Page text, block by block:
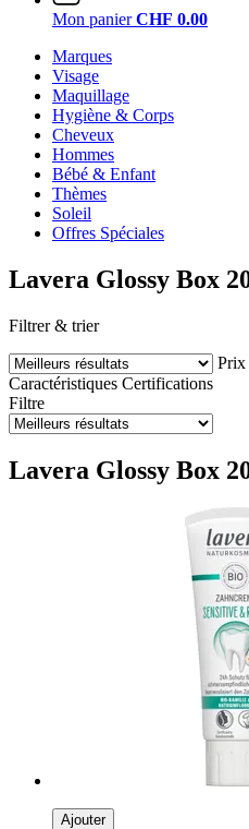
Mon panier CHF 0.00
Marques
Visage
Maquillage
Hygiène & Corps
Cheveux
Hommes
Bébé & Enfant
Thèmes
Soleil
Offres Spéciales
Lavera Glossy Box
Filtrer & trier
Prix
Caractéristiques Certifications
Filtre
Lavera Glossy Box
Ajouter